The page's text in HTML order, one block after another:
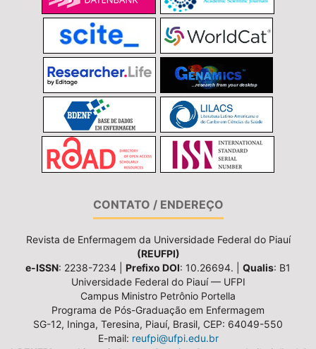
CONTATO / ENDEREÇO
Revista de Enfermagem da Universidade Federal do Piauí
(REUFPI)
e-ISSN: 2238-7234 | Prefixo DOI: 10.26694. | Qualis: B1
Universidade Federal do Piauí — UFPI
Campus Ministro Petrônio Portella
Programa de Pós-Graduação em Enfermagem
SG-12, Ininga, Teresina, Piauí, Brasil, CEP: 64049-550
E-mail: reufpi@ufpi.edu.br